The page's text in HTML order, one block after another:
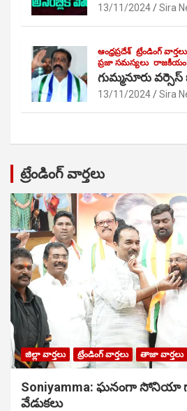
13/11/2024 Sira
ఆంధ్రప్రదేశ్ ట్రేండింగ్ వార్తలు
ప్రజా సమస్యలు రాజకీయం
గుమ్మనూరు
13/11/2024 Sira
ట్రేండింగ్ వార్తలు
జిల్లా వార్తలు ట్రేండింగ్ వార్తలు తాజా వార్తలు
Soniyamma: ఘ‌నంగా సోనియా
వేడుక‌లు